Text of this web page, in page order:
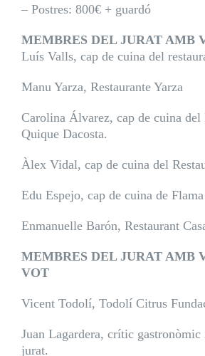
– Postres: 800€ + guardó
MEMBRES DEL JURAT AMB
Luís Valls, cap de cuina del
Manu Yarza, Restaurante Yarza
Carolina Álvarez, cap de cuina del
Quique Dacosta.
Àlex Vidal, cap de cuina del
Edu Espejo, cap de cuina de Flama
Enmanuelle Barón, Restaurant
MEMBRES DEL JURAT AMB
VOT
Vicent Todolí, Todolí Citrus
Juan Lagardera, crític
jurat.